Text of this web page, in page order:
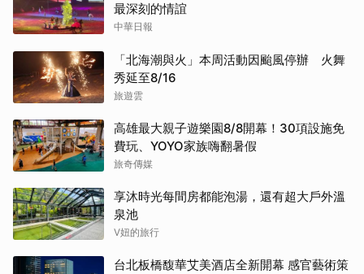
最深刻的情誼
中華日報
「北海潮與火」本周活動因颱風停辦 火舞
秀延至8/16
旅遊雲
高雄最大親子遊樂園8/8開幕！30項設施免
費玩、YOYO家族嗨翻暑假
旅奇傳媒
享沐時光每間房都能泡湯，還有超大戶外溫
泉池
V妞的旅行
台北板橋馥華艾美酒店全新開幕 感官藝術策